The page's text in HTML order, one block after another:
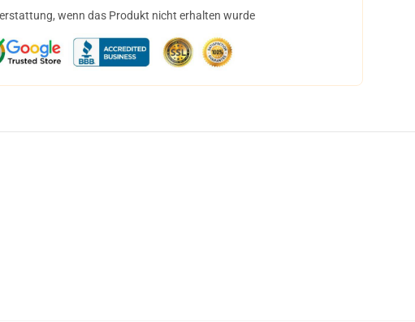
wenn das Produkt nicht erhalten wurde